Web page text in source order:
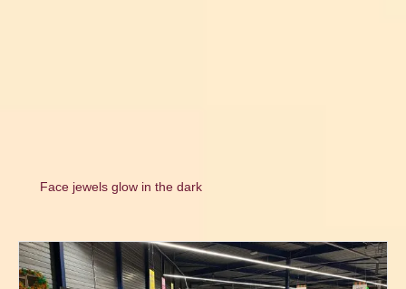
Face jewels glow in the dark